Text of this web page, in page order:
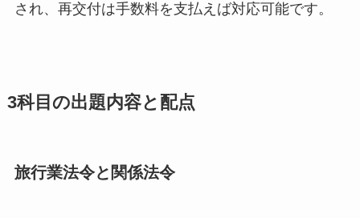
され、再交付は手数料を支払えば対応可能です。
3科目の出題内容と配点
旅行業法令と関係法令